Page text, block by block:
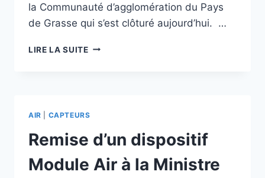
la Communauté d’agglomération du Pays
de Grasse qui s’est clôturé aujourd’hui. …
LIRE LA SUITE ATELIER
ÉLÈVES
DU
PROGRAMME
« LES
AIR CAPTEURS
Remise d’un dispositif
Module Air à la Ministre